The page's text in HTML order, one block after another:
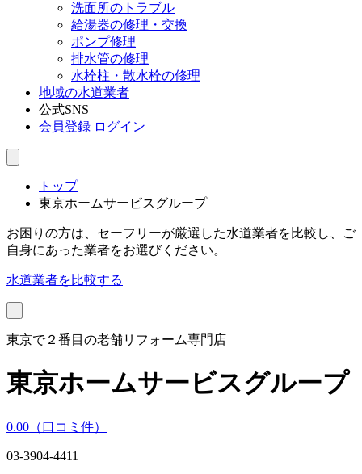
洗面所のトラブル
給湯器の修理・交換
ポンプ修理
排水管の修理
水栓柱・散水栓の修理
地域の水道業者
公式SNS
会員登録 ログイン
トップ
東京ホームサービスグループ
お困りの方は、セーフリーが厳選した水道業者を比較し、ご
自身にあった業者をお選びください。
水道業者を比較する
東京で２番目の老舗リフォーム専門店
東京ホームサービスグループ
0.00 （口コミ 件）
03-3904-4411